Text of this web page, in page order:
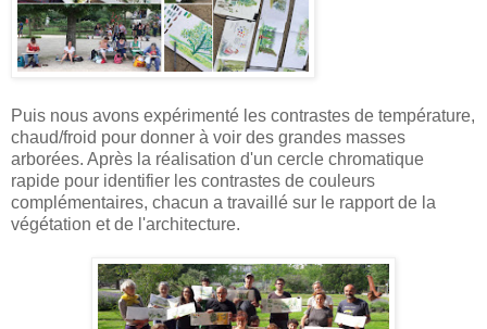
Puis nous avons expérimenté les contrastes de température,
chaud/froid pour donner à voir des grandes masses
arborées. Après la réalisation d'un cercle chromatique
rapide pour identifier les contrastes de couleurs
complémentaires, chacun a travaillé sur le rapport de la
végétation et de l'architecture.